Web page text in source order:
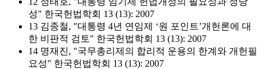
성" 한국헌법학회 13 (13): 2007
13 김종철, "대통령 4년 연임제 ‘원 포인트’개헌론에 대
한 비판적 검토" 한국헌법학회 13 (13): 2007
14 명재진, "국무총리제의 합리적 운용의 한계와 개헌필
요성" 한국헌법학회 13 (13): 2007